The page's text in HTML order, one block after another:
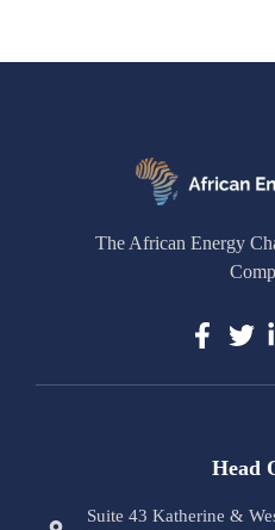
The African Energy
Head
Suite 43 Katherine &